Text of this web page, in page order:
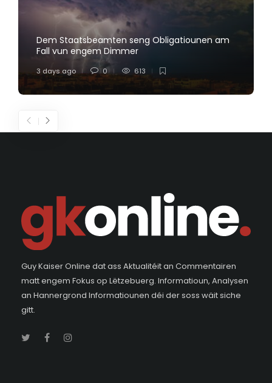
Dem Staatsbeamten seng Obligatiounen am
Fall vun engem Dimmer
3 days ago 0 613
Guy Kaiser Online dat ass Aktualitéit an Commentairen
matt engem Fokus op Lëtzebuerg. Informatioun, Analysen
an Hannergrond Informatiounen déi der soss wäit siche
gitt.